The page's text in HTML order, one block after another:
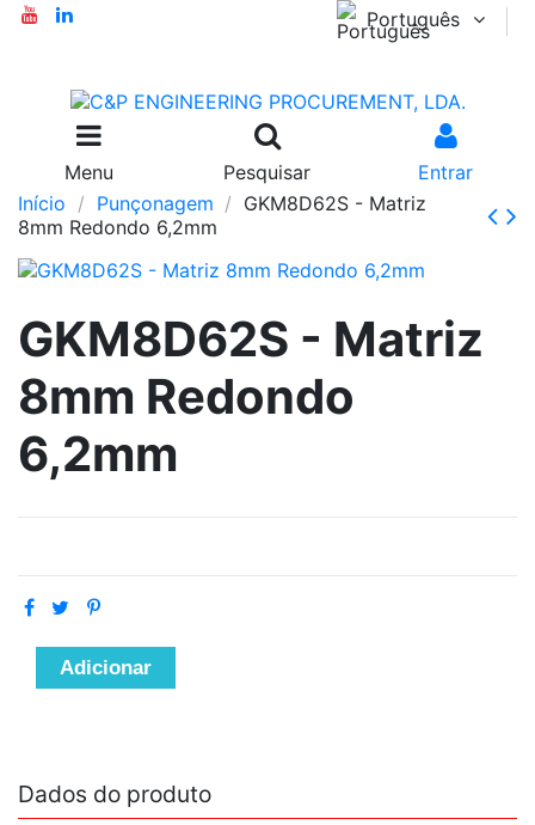
Português
Menu Pesquisar
Entrar
Início
Punçonagem
GKM8D62S - Matriz
8mm Redondo 6,2mm
GKM8D62S - Matriz
8mm Redondo
6,2mm
Adicionar
Dados do produto